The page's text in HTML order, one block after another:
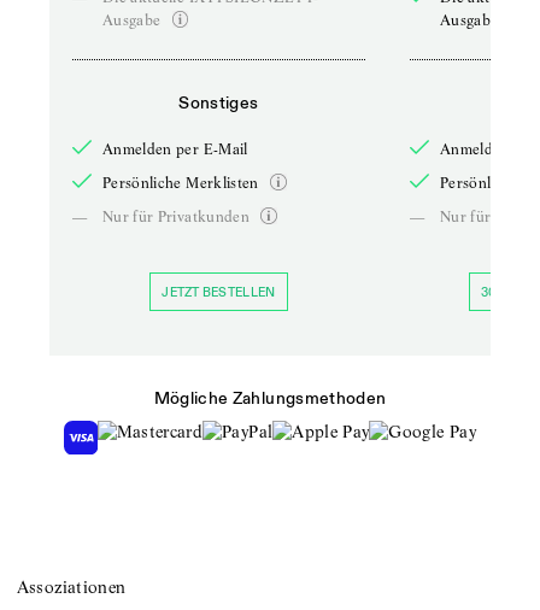
Ausgabe
Sonstiges
Anmelden per E-Mail
Persönliche Merklisten
—
Nur für Privatkunden
JETZT BESTELLEN
Ausgabe
Anmelden
Persönliche
—
Nur für
30 TAGE
Mögliche Zahlungsmethoden
Assoziationen